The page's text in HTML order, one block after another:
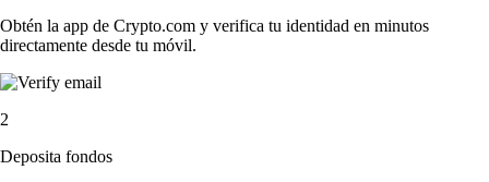
Obtén la app de Crypto.com y verifica tu identidad en minutos
directamente desde tu móvil.
2
Deposita fondos